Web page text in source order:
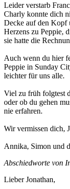
Leider verstarb
Charly konnte dich
Decke auf den Kopf
Herzens zu Peppie,
sie hatte die
Auch wenn du hier
Peppie in Sunday
leichter für uns alle.
Viel zu früh folgtest
oder ob du gehen
nie erfahren.
Wir vermissen dich,
Annika, Simon und
Abschiedworte von
Lieber Jonathan,